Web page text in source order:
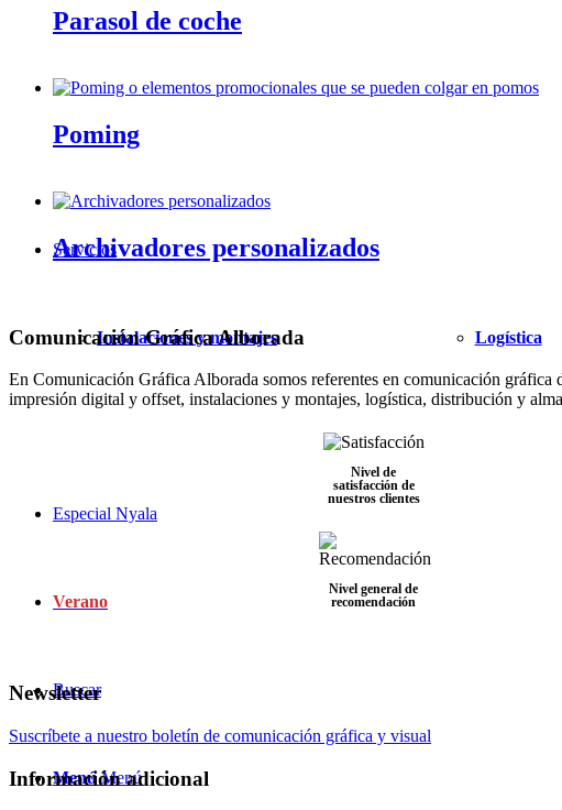
Servicios
Instalaciones y montajes Logística
Especial Nyala
Verano
Buscar
Menú Menú
Parasol de coche
Poming
Archivadores personalizados
Comunicación Gráfica Alborada
En Comunicación Gráfica Alborada somos referentes en comunicación
impresión digital y offset, instalaciones y montajes, logística, distribución y
Nivel de
satisfacción de
nuestros clientes
Nivel general de
recomendación
Newsletter
Suscríbete a nuestro boletín de comunicación gráfica y visual
Información adicional